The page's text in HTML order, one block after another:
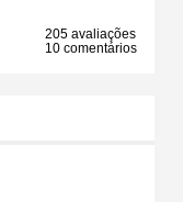
205 avaliações
10 comentários